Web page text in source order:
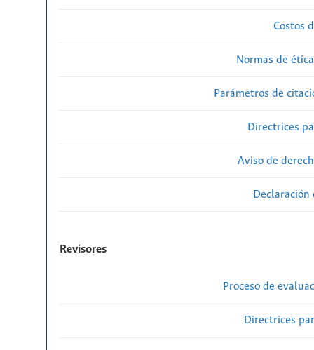
Costos
Normas de
Parámetros de
Directrices
Aviso de
Revisores
Proceso de
Directrices